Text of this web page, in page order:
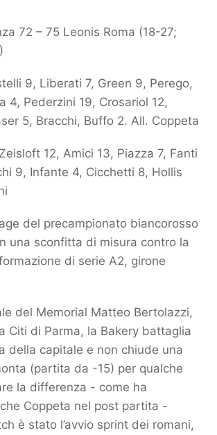
72 – 75 Leonis Roma (18-27;
9, Liberati 7, Green 9, Perego,
4, Pederzini 19, Crosariol 12,
5, Bracchi, Buffo 2. All. Coppeta
12, Amici 13, Piazza 7, Fanti
9, Infante 4, Cicchetti 8, Hollis
del precampionato biancorosso
una sconfitta di misura contro la
di serie A2, girone
del Memorial Matteo Bertolazzi,
Citi di Parma, la Bakery battaglia
della capitale e non chiude una
(partita da -15) per qualche
la differenza - come ha
Coppeta nel post partita -
è stato l’avvio sprint dei romani,